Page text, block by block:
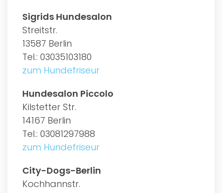
Sigrids Hundesalon
Streitstr.
13587 Berlin
Tel.: 03035103180
zum Hundefriseur
Hundesalon Piccolo
Kilstetter Str.
14167 Berlin
Tel.: 03081297988
zum Hundefriseur
City-Dogs-Berlin
Kochhannstr.